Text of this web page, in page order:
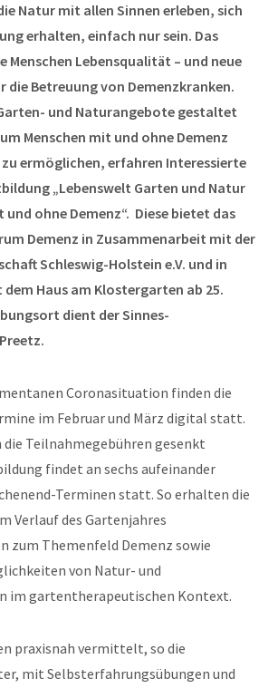
Natur mit allen Sinnen erleben, sich
erhalten, einfach nur sein. Das
Menschen Lebensqualität – und neue
die Betreuung von Demenzkranken.
und Naturangebote gestaltet
Menschen mit und ohne Demenz
ermöglichen, erfahren Interessierte
„Lebenswelt Garten und Natur
und ohne Demenz“. Diese bietet das
Demenz in Zusammenarbeit mit der
Schleswig-Holstein e.V. und in
Haus am Klostergarten ab 25.
dient der Sinnes-
Coronasituation finden die
im Februar und März digital statt.
die Teilnahmegebühren gesenkt
findet an sechs aufeinander
Terminen statt. So erhalten die
Verlauf des Gartenjahres
zum Themenfeld Demenz sowie
von Natur- und
im gartentherapeutischen Kontext.
praxisnah vermittelt, so die
mit Selbsterfahrungsübungen und